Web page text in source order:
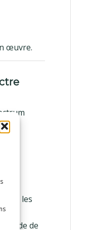
œuvre.
les
de